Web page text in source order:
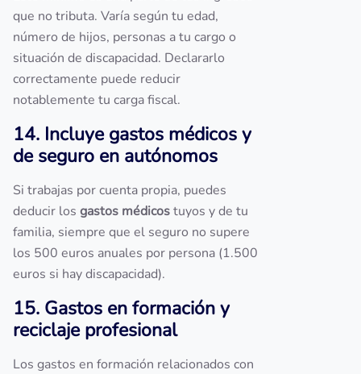
que no tributa. Varía según tu edad,
número de hijos, personas a tu cargo o
situación de discapacidad. Declararlo
correctamente puede reducir
notablemente tu carga fiscal.
14. Incluye gastos médicos y
de seguro en autónomos
Si trabajas por cuenta propia, puedes
deducir los gastos médicostuyos y de tu
familia, siempre que el seguro no supere
los 500 euros anuales por persona (1.500
euros si hay discapacidad).
15. Gastos en formación y
reciclaje profesional
Los gastos en formación relacionados con